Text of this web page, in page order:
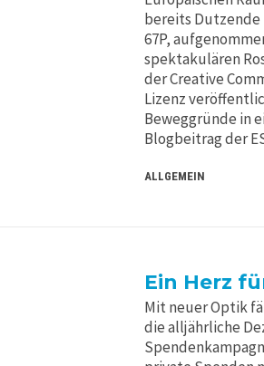
bereits Dutzende
67P,
spektakulären
der Creative
Lizenz
Beweggründe in
Blogbeitrag der
ALLGEMEIN
Ein Herz
Mit neuer Optik
die alljährliche